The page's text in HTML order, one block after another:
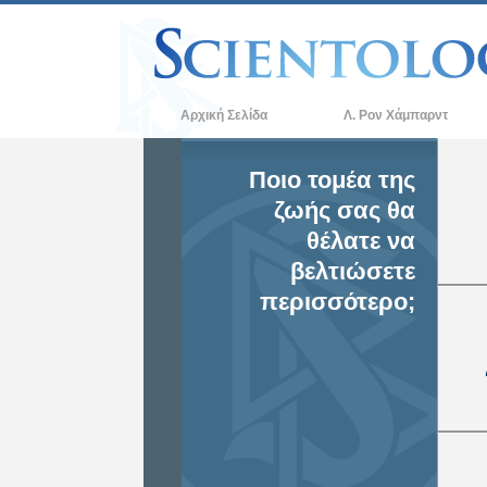
Αρχική Σελίδα Λ. Ρον Χάμπαρντ
Ποιο τομέα της
ζωής σας θα
θέλατε να
βελτιώσετε
περισσότερο;